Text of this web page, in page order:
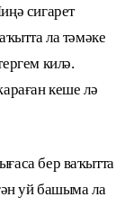
сигарет
ла тәмәке
килә.
кеше лә
бер ваҡытта
уй башыма ла